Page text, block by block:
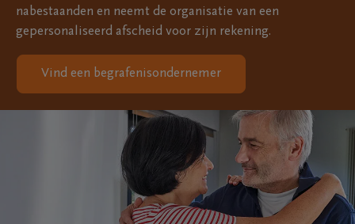
nabestaanden en neemt de organisatie van een
gepersonaliseerd afscheid voor zijn rekening.
Vind een begrafenisondernemer